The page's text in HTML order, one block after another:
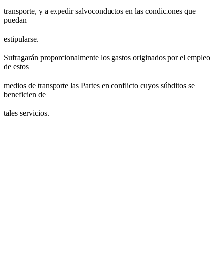
transporte, y a expedir salvoconductos en las condiciones que
puedan
estipularse.
Sufragarán proporcionalmente los gastos originados por el empleo
de estos
medios de transporte las Partes en conflicto cuyos súbditos se
beneficien de
tales servicios.